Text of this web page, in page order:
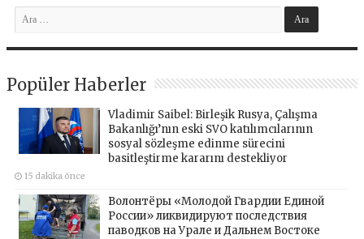
Popüler Haberler
Vladimir Saibel: Birleşik Rusya, Çalışma
Bakanlığı’nın eski SVO katılımcılarının
sosyal sözleşme edinme sürecini
basitleştirme kararını destekliyor
15 dakika önce
Волонтёры «Молодой Гвардии Единой
России» ликвидируют последствия
паводков на Урале и Дальнем Востоке